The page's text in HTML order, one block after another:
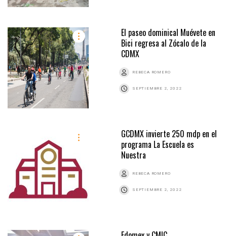
El paseo dominical Muévete en
Bici regresa al Zócalo de la
CDMX
REBECA ROMERO
SEPTIEMBRE 2, 2022
GCDMX invierte 250 mdp en el
programa La Escuela es
Nuestra
REBECA ROMERO
SEPTIEMBRE 2, 2022